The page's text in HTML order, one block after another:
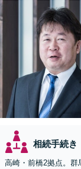
相続手続き
高崎・前橋2拠点。